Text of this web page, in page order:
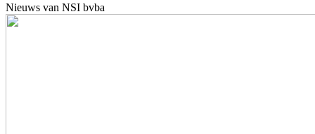
Nieuws van NSI bvba